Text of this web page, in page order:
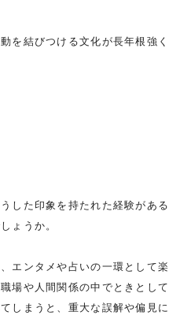
を結びつける文化が長年根強く
した印象を持たれた経験がある
ょうか。
エンタメや占いの一環として楽
場や人間関係の中でときとして
しまうと、重大な誤解や偏見に